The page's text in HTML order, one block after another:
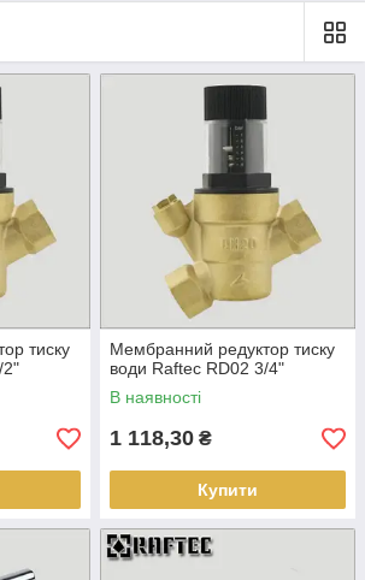
тиску
2"
Мембранний редуктор тиску
води Raftec RD02 3/4"
В наявності
1 118,30 ₴
Купити